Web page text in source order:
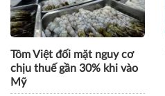
Tôm Việt đối mặt nguy cơ
chịu thuế gần 30% khi vào
Mỹ